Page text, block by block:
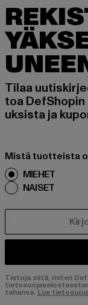
Tilaa
toa
uksista ja
Mistä tuotteista
MIEHET
NAISET
Tietoja siitä, miten
tahansa. Lue